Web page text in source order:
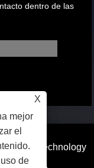
dentro de las
Technology
derechos.
X
mejor
el
de